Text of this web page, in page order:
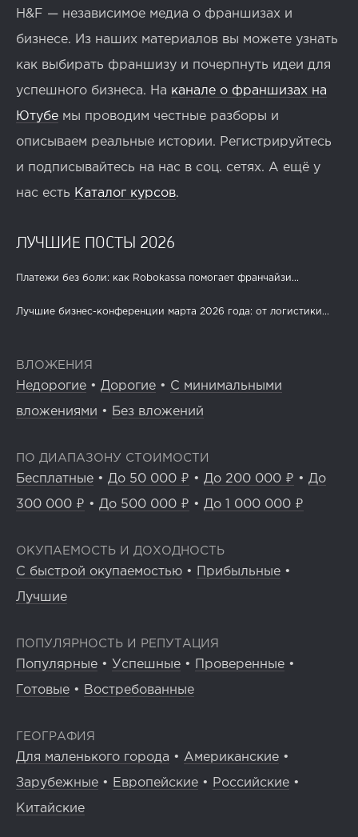
H&F — независимое медиа о франшизах и
бизнесе. Из наших материалов вы можете узнать
как выбирать франшизу и почерпнуть идеи для
успешного бизнеса. На канале о франшизах на
Ютубе мы проводим честные разборы и
описываем реальные истории. Регистрируйтесь
и подписывайтесь на нас в соц. сетях. А ещё у
нас есть Каталог курсов.
ЛУЧШИЕ ПОСТЫ 2026
Платежи без боли: как Robokassa помогает франчайзи...
Лучшие бизнес-конференции марта 2026 года: от логистики...
ВЛОЖЕНИЯ
Недорогие • Дорогие • С минимальными
вложениями • Без вложений
ПО ДИАПАЗОНУ СТОИМОСТИ
Бесплатные • До 50 000 ₽ • До 200 000 ₽ • До
300 000 ₽ • До 500 000 ₽ • До 1 000 000 ₽
ОКУПАЕМОСТЬ И ДОХОДНОСТЬ
С быстрой окупаемостью • Прибыльные •
Лучшие
ПОПУЛЯРНОСТЬ И РЕПУТАЦИЯ
Популярные • Успешные • Проверенные •
Готовые • Востребованные
ГЕОГРАФИЯ
Для маленького города • Американские •
Зарубежные • Европейские • Российские •
Китайские